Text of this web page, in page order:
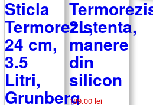
Sticla
Termorezistenta,
24 cm,
3.5
Litri,
Grunberg
2L,
manere
din
silicon
189.00lei